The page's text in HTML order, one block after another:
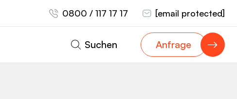
0800 / 117 17 17 [email protected]
Suchen Anfrage